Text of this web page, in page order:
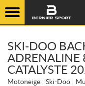
SKI-DOO
ADRENALINE
CATALYSTE
Motoneige Ski-Doo